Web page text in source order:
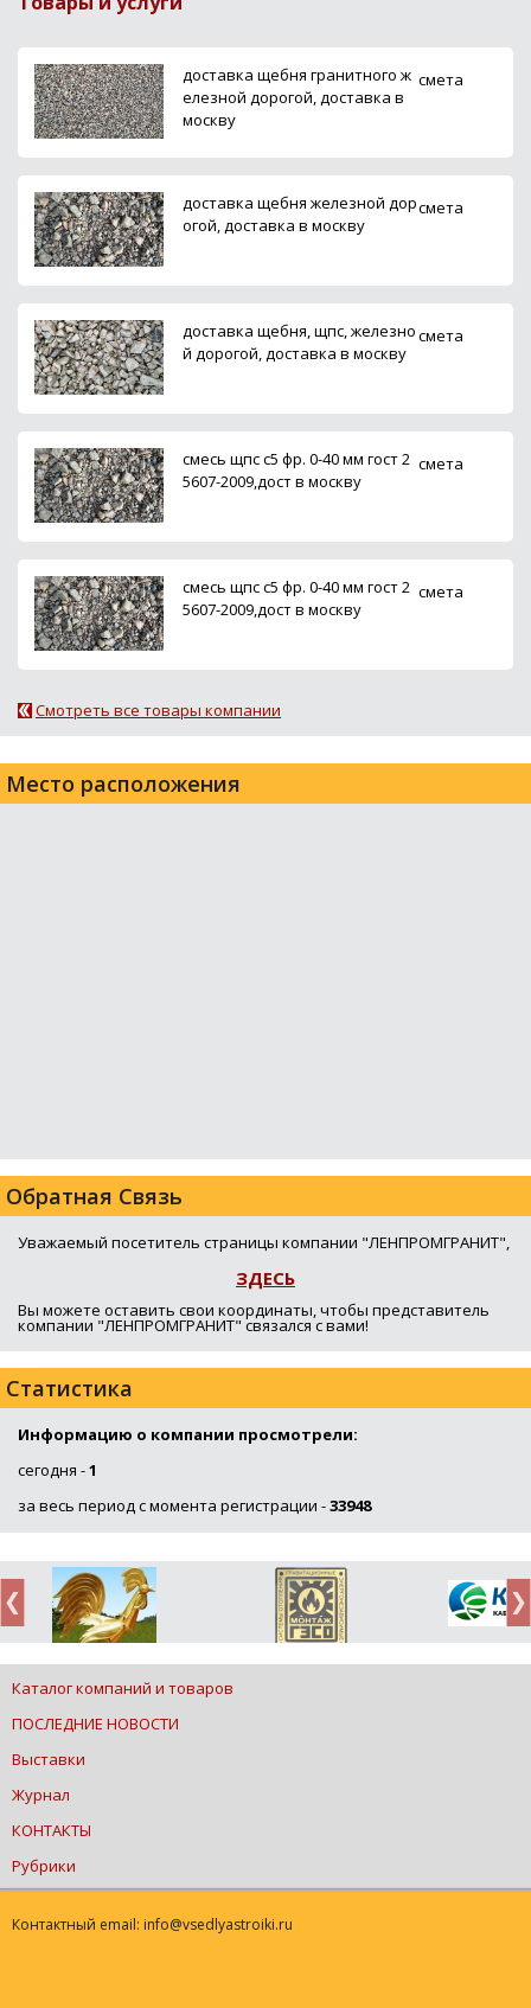
доставка щебня гранитного ж
елезной дорогой, доставка в
москву
смета
доставка щебня железной дор
огой, доставка в москву
смета
доставка щебня, щпс, железно
й дорогой, доставка в москву
смета
смесь щпс с5 фр. 0-40 мм гост 2
5607-2009,дост в москву
смета
смесь щпс с5 фр. 0-40 мм гост 2
5607-2009,дост в москву
смета
Смотреть все товары компании
Место расположения
Обратная Связь
Уважаемый посетитель страницы компании "ЛЕНПРОМГРАНИТ",
ЗДЕСЬ
Вы можете оставить свои координаты, чтобы представитель
компании "ЛЕНПРОМГРАНИТ" связался с вами!
Статистика
Информацию о компании просмотрели:
сегодня -1
за весь период с момента регистрации -33948
Каталог компаний и товаров
ПОСЛЕДНИЕ НОВОСТИ
Выставки
Журнал
КОНТАКТЫ
Рубрики
Контактный email: info@vsedlyastroiki.ru